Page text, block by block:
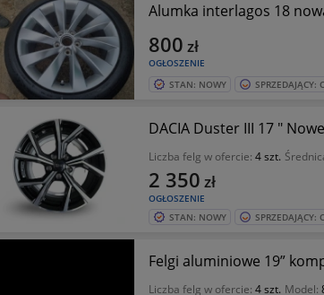
Alumka interlagos 18
OGŁOSZENIE
800 zł
STAN: NOWY SPRZEDAJĄCY:
DACIA Duster III 17 "
Liczba felg w ofercie: 4 szt.
OGŁOSZENIE
2 350 zł
STAN: NOWY SPRZEDAJĄCY:
Felgi aluminiowe 19”
Liczba felg w ofercie: 4 szt. Model: